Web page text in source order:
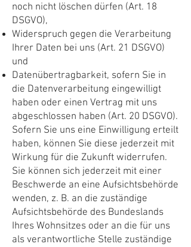
noch nicht löschen dürfen (Art. 18
DSGVO),
Widerspruch gegen die Verarbeitung
Ihrer Daten bei uns (Art. 21 DSGVO)
und
Datenübertragbarkeit, sofern Sie in
die Datenverarbeitung eingewilligt
haben oder einen Vertrag mit uns
abgeschlossen haben (Art. 20 DSGVO).
Sofern Sie uns eine Einwilligung erteilt
haben, können Sie diese jederzeit mit
Wirkung für die Zukunft widerrufen.
Sie können sich jederzeit mit einer
Beschwerde an eine Aufsichtsbehörde
wenden, z. B. an die zuständige
Aufsichtsbehörde des Bundeslands
Ihres Wohnsitzes oder an die für uns
als verantwortliche Stelle zuständige